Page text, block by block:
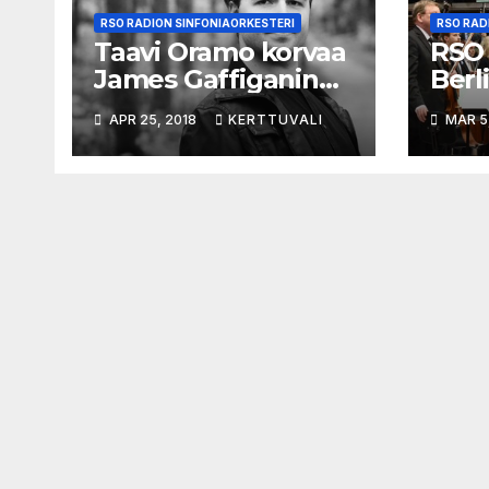
RSO RADION SINFONIAORKESTERI
Taavi Oramo korvaa
James Gaffiganin
RSO:n
kapellimestarina
27.4.
APR 25, 2018 KERTTUVALI
RSO
MAR